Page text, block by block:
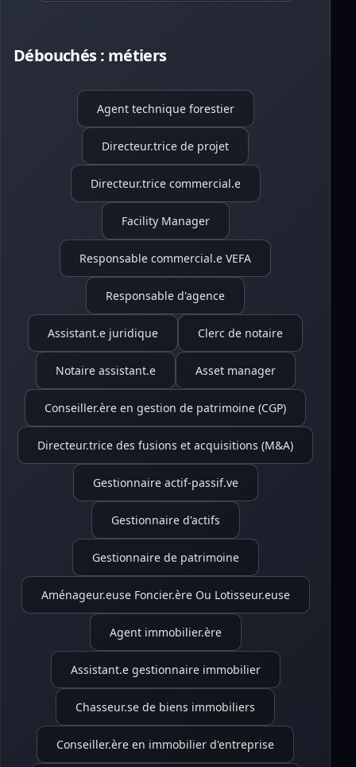
Débouchés : métiers
Agent technique forestier
Directeur.trice de projet
Directeur.trice commercial.e
Facility Manager
Responsable commercial.e VEFA
Responsable d'agence
Assistant.e juridique Clerc de notaire
Notaire assistant.e Asset manager
Conseiller.ère en gestion de patrimoine (CGP)
Directeur.trice des fusions et acquisitions (M&A)
Gestionnaire actif-passif.ve
Gestionnaire d'actifs
Gestionnaire de patrimoine
Aménageur.euse Foncier.ère Ou Lotisseur.euse
Agent immobilier.ère
Assistant.e gestionnaire immobilier
Chasseur.se de biens immobiliers
Conseiller.ère en immobilier d'entreprise